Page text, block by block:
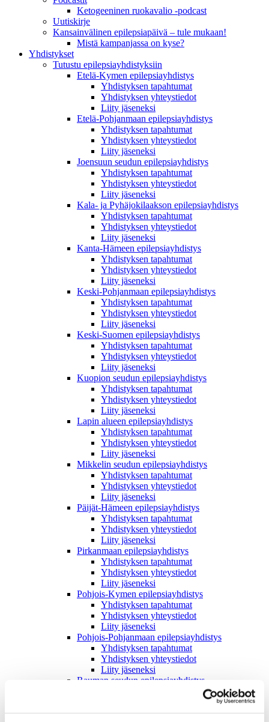
Ketogeeninen ruokavalio -podcast
Uutiskirje
Kansainvälinen epilepsiapäivä – tule mukaan!
Mistä kampanjassa on kyse?
Yhdistykset
Tutustu epilepsiayhdistyksiin
Etelä-Kymen epilepsiayhdistys
Yhdistyksen tapahtumat
Yhdistyksen yhteystiedot
Liity jäseneksi
Etelä-Pohjanmaan epilepsiayhdistys
Yhdistyksen tapahtumat
Yhdistyksen yhteystiedot
Liity jäseneksi
Joensuun seudun epilepsiayhdistys
Yhdistyksen tapahtumat
Yhdistyksen yhteystiedot
Liity jäseneksi
Kala- ja Pyhäjokilaakson epilepsiayhdistys
Yhdistyksen tapahtumat
Yhdistyksen yhteystiedot
Liity jäseneksi
Kanta-Hämeen epilepsiayhdistys
Yhdistyksen tapahtumat
Yhdistyksen yhteystiedot
Liity jäseneksi
Keski-Pohjanmaan epilepsiayhdistys
Yhdistyksen tapahtumat
Yhdistyksen yhteystiedot
Liity jäseneksi
Keski-Suomen epilepsiayhdistys
Yhdistyksen tapahtumat
Yhdistyksen yhteystiedot
Liity jäseneksi
Kuopion seudun epilepsiayhdistys
Yhdistyksen tapahtumat
Yhdistyksen yhteystiedot
Liity jäseneksi
Lapin alueen epilepsiayhdistys
Yhdistyksen tapahtumat
Yhdistyksen yhteystiedot
Liity jäseneksi
Mikkelin seudun epilepsiayhdistys
Yhdistyksen tapahtumat
Yhdistyksen yhteystiedot
Liity jäseneksi
Päijät-Hämeen epilepsiayhdistys
Yhdistyksen tapahtumat
Yhdistyksen yhteystiedot
Liity jäseneksi
Pirkanmaan epilepsiayhdistys
Yhdistyksen tapahtumat
Yhdistyksen yhteystiedot
Liity jäseneksi
Pohjois-Kymen epilepsiayhdistys
Yhdistyksen tapahtumat
Yhdistyksen yhteystiedot
Liity jäseneksi
Pohjois-Pohjanmaan epilepsiayhdistys
Yhdistyksen tapahtumat
Yhdistyksen yhteystiedot
Liity jäseneksi
Rauman seudun epilepsiayhdistys
Liity jäseneksi